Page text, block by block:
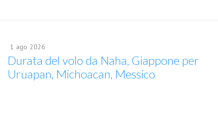
1 ago 2026
Durata del volo da Naha, Giappone per
Uruapan, Michoacan, Messico